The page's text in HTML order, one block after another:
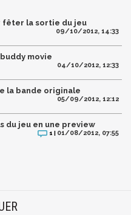
fêter la sortie du jeu
09/10/2012, 14:33
movie
04/10/2012, 12:33
la bande originale
05/09/2012, 12:12
du jeu en une preview
1 | 01/08/2012, 07:55